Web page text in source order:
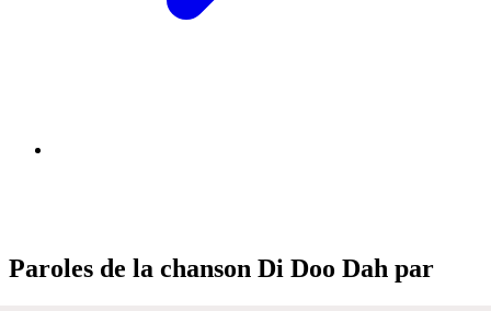
Paroles de la chanson Di Doo Dah par